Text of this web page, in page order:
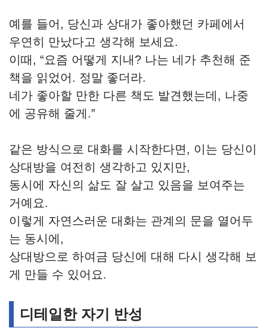
예를 들어, 당신과 상대가 좋아했던 카페에서
우연히 만났다고 생각해 보세요.
이때, “요즘 어떻게 지내? 나는 네가 추천해 준
책을 읽었어. 정말 좋더라.
네가 좋아할 만한 다른 책도 발견했는데, 나중
에 공유해 줄게.”
같은 방식으로 대화를 시작한다면, 이는 당신이
상대방을 여전히 생각하고 있지만,
동시에 자신의 삶도 잘 살고 있음을 보여주는
거예요.
이렇게 자연스러운 대화는 관계의 문을 열어두
는 동시에,
상대방으로 하여금 당신에 대해 다시 생각해 보
게 만들 수 있어요.
디테일한 자기 반성